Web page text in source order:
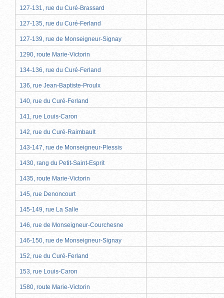
127-131, rue du Curé-Brassard
127-135, rue du Curé-Ferland
127-139, rue de Monseigneur-Signay
1290, route Marie-Victorin
134-136, rue du Curé-Ferland
136, rue Jean-Baptiste-Proulx
140, rue du Curé-Ferland
141, rue Louis-Caron
142, rue du Curé-Raimbault
143-147, rue de Monseigneur-Plessis
1430, rang du Petit-Saint-Esprit
1435, route Marie-Victorin
145, rue Denoncourt
145-149, rue La Salle
146, rue de Monseigneur-Courchesne
146-150, rue de Monseigneur-Signay
152, rue du Curé-Ferland
153, rue Louis-Caron
1580, route Marie-Victorin